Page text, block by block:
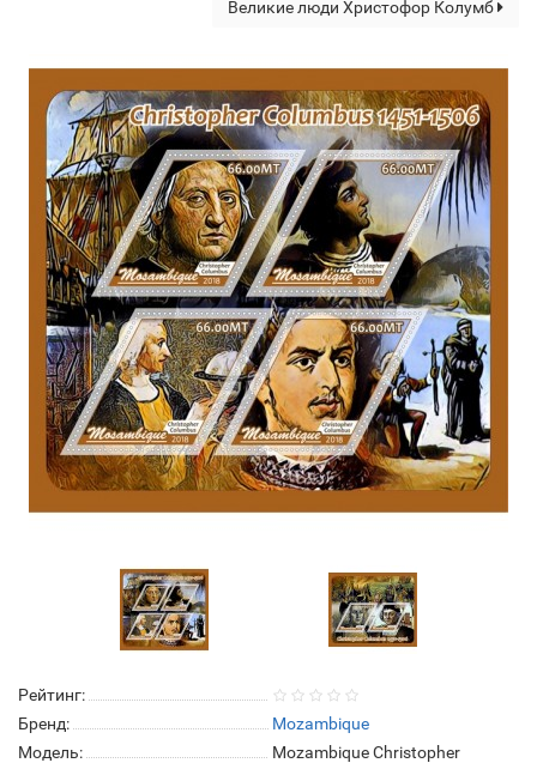
Великие люди Христофор Колумб
Рейтинг:
Бренд:
Mozambique
Модель:
Mozambique Christopher